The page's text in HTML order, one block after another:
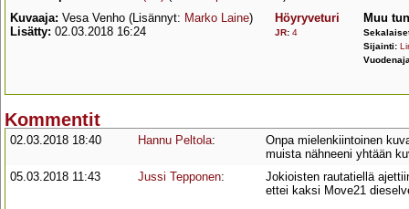
Kuvaaja: Vesa Venho (Lisännyt: Marko Laine)
Lisätty: 02.03.2018 16:24
Höyryveturi
JR: 4
Muu
Sijainti:
Kommentit
02.03.2018 18:40 Hannu Peltola:
Onpa mielenkiintoinen
muista nähneeni yhtään
05.03.2018 11:43
Jussi Tepponen:
Jokioisten rautatiellä
ettei kaksi Move21